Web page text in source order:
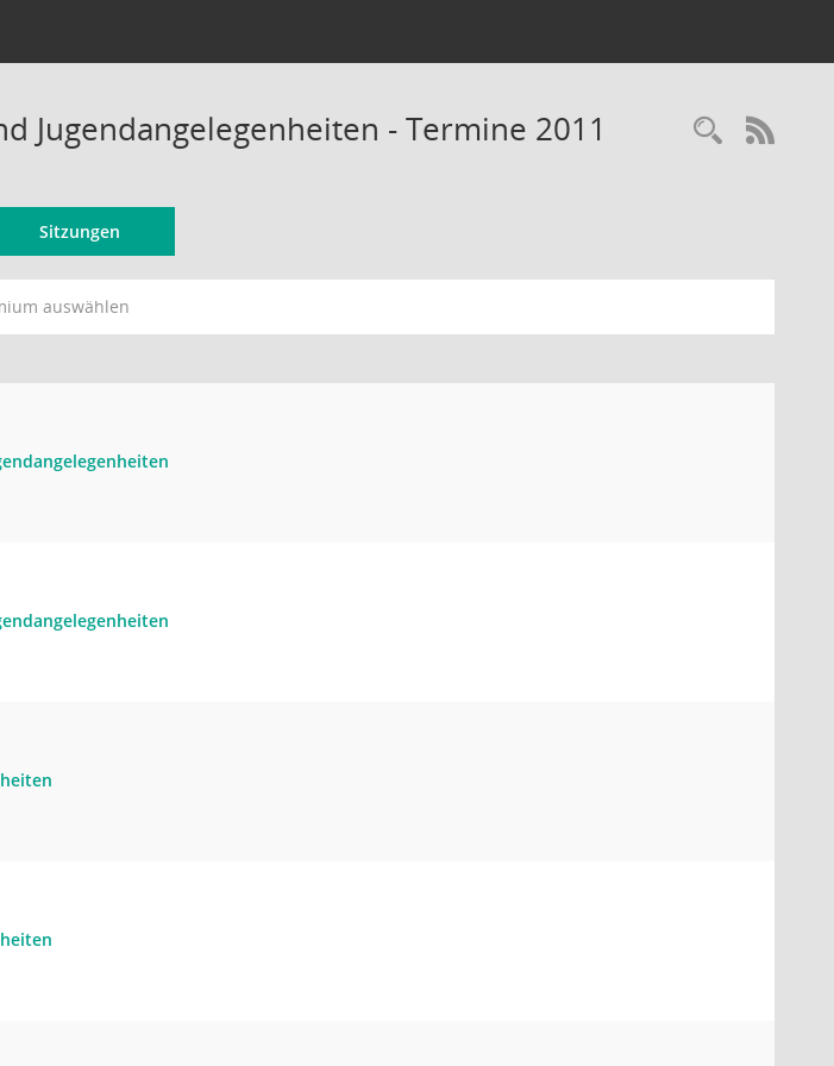
Jugendangelegenheiten - Termine 2011
Sitzungen
auswählen